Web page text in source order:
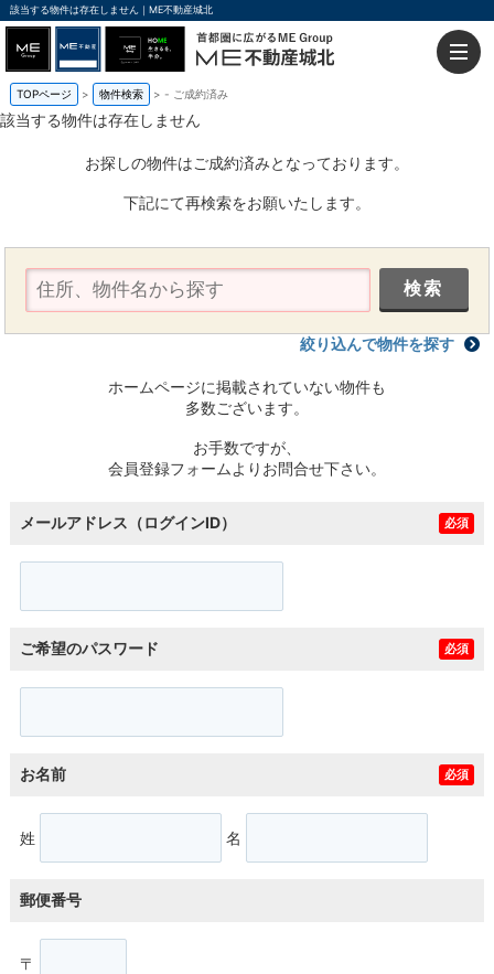
該当する物件は存在しません｜ME不動産城北
TOPページ 物件検索 - ご成約済み
該当する物件は存在しません
お探しの物件はご成約済みとなっております。
下記にて再検索をお願いたします。
絞り込んで物件を探す
ホームページに掲載されていない物件も
多数ございます。
お手数ですが、
会員登録フォームよりお問合せ下さい。
メールアドレス（ログインID） 必須
ご希望のパスワード 必須
お名前 必須
姓 名
郵便番号
〒